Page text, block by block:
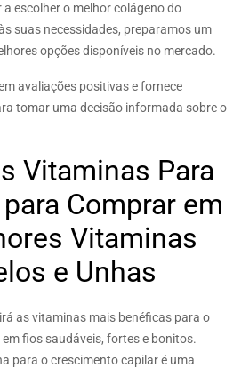
escolher o melhor colágeno do
suas necessidades, preparamos um
opções disponíveis no mercado.
avaliações positivas e fornece
tomar uma decisão informada sobre o
Vitaminas Para
Comprar em
Vitaminas
e Unhas
as vitaminas mais benéficas para o
fios saudáveis, fortes e bonitos.
para o crescimento capilar é uma